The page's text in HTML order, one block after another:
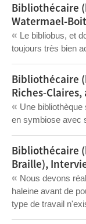
Bibliothécaire
Watermael-
« Le bibliobus, et
toujours très bien
Bibliothécaire
Riches-
« Une
en symbiose avec
Bibliothécaire
Braille),
« Nous devons
haleine avant de
type de travail